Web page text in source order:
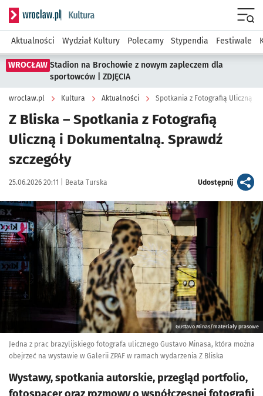
Serwis informacyjny wroclaw.pl podserwis: Kultura
Aktualności Wydział Kultury Polecamy Stypendia Festiwale
WROCŁAW Stadion na Brochowie z nowym zapleczem dla
sportowców | ZDJĘCIA
wroclaw.pl Kultura Aktualności Spotkania z Fotografią Uliczną i
Z Bliska – Spotkania z Fotografią
Uliczną i Dokumentalną. Sprawdź
szczegóły
Data publikacji:
25.06.2026 20:11 | Autor:
Beata Turska Udostępnijartykuł
Kliknij, aby powiększyć
Gustavo Minas/materiały prasowe
Jedna z prac brazylijskiego fotografa ulicznego Gustavo Minasa, która można
obejrzeć na wystawie w Galerii ZPAF w ramach wydarzenia Z Bliska
Wystawy, spotkania autorskie, przegląd portfolio,